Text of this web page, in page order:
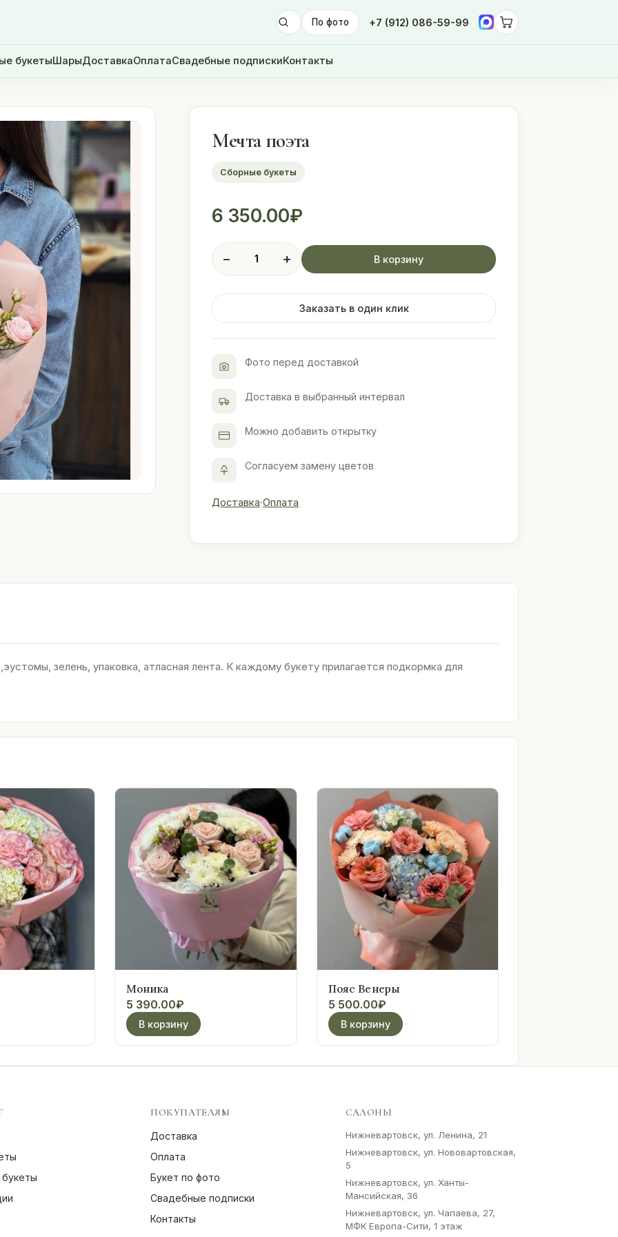
По фото +7 (912) 086-59-99
букетыШарыДоставкаОплатаСвадебные подпискиКонтакты
Мечта поэта
Сборные букеты
6 350.00₽
−
Количество
товара
поэта
+ В корзину
Заказать в один клик
Фото перед доставкой
Доставка в выбранный интервал
Можно добавить открытку
Согласуем замену цветов
Доставка·Оплата
зелень, упаковка, атласная лента. К каждому букету прилагается подкормка для
Моника
5 390.00₽
В корзину
Пояс Венеры
5 500.00₽
В корзину
ПОКУПАТЕЛЯМ
Доставка
Оплата
Букет по фото
Свадебные подписки
Контакты
САЛОНЫ
Нижневартовск, ул. Ленина, 21
Нижневартовск, ул. Нововартовская,
5
Нижневартовск, ул. Ханты-
Мансийская, 36
Нижневартовск, ул. Чапаева, 27,
МФК Европа-Сити, 1 этаж